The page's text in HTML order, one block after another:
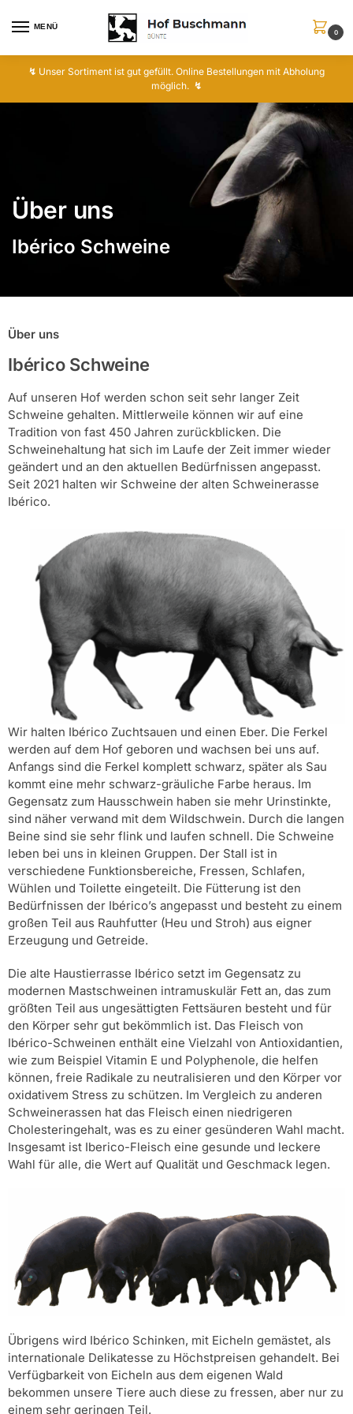
MENÜ
0
↯ Unser Sortiment ist gut gefüllt. Online Bestellungen mit Abholung
möglich. ↯
Über uns
Ibérico Schweine
Über uns
Ibérico Schweine
Auf unseren Hof werden schon seit sehr langer Zeit
Schweine gehalten. Mittlerweile können wir auf eine
Tradition von fast 450 Jahren zurückblicken. Die
Schweinehaltung hat sich im Laufe der Zeit immer wieder
geändert und an den aktuellen Bedürfnissen angepasst.
Seit 2021 halten wir Schweine der alten Schweinerasse
Ibérico.
Wir halten Ibérico Zuchtsauen und einen Eber. Die Ferkel
werden auf dem Hof geboren und wachsen bei uns auf.
Anfangs sind die Ferkel komplett schwarz, später als Sau
kommt eine mehr schwarz-gräuliche Farbe heraus. Im
Gegensatz zum Hausschwein haben sie mehr Urinstinkte,
sind näher verwand mit dem Wildschwein. Durch die langen
Beine sind sie sehr flink und laufen schnell. Die Schweine
leben bei uns in kleinen Gruppen. Der Stall ist in
verschiedene Funktionsbereiche, Fressen, Schlafen,
Wühlen und Toilette eingeteilt. Die Fütterung ist den
Bedürfnissen der Ibérico’s angepasst und besteht zu einem
großen Teil aus Rauhfutter (Heu und Stroh) aus eigner
Erzeugung und Getreide.
Die alte Haustierrasse Ibérico setzt im Gegensatz zu
modernen Mastschweinen intramuskulär Fett an, das zum
größten Teil aus ungesättigten Fettsäuren besteht und für
den Körper sehr gut bekömmlich ist. Das Fleisch von
Ibérico-Schweinen enthält eine Vielzahl von Antioxidantien,
wie zum Beispiel Vitamin E und Polyphenole, die helfen
können, freie Radikale zu neutralisieren und den Körper vor
oxidativem Stress zu schützen. Im Vergleich zu anderen
Schweinerassen hat das Fleisch einen niedrigeren
Cholesteringehalt, was es zu einer gesünderen Wahl macht.
Insgesamt ist Iberico-Fleisch eine gesunde und leckere
Wahl für alle, die Wert auf Qualität und Geschmack legen.
Übrigens wird Ibérico Schinken, mit Eicheln gemästet, als
internationale Delikatesse zu Höchstpreisen gehandelt. Bei
Verfügbarkeit von Eicheln aus dem eigenen Wald
bekommen unsere Tiere auch diese zu fressen, aber nur zu
einem sehr geringen Teil.